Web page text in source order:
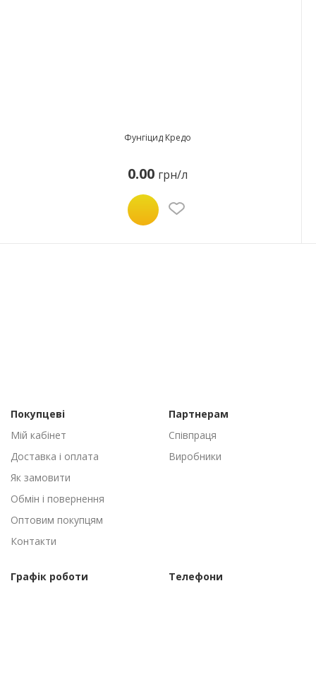
Фунгіцид Кредо
0.00 грн/л
Покупцеві
Мій кабінет
Доставка і оплата
Як замовити
Обмін і повернення
Оптовим покупцям
Контакти
Партнерам
Співпраця
Виробники
Графік роботи
Телефони